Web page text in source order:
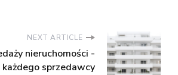
NEXT ARTICLE
nieruchomości -
sprzedawcy